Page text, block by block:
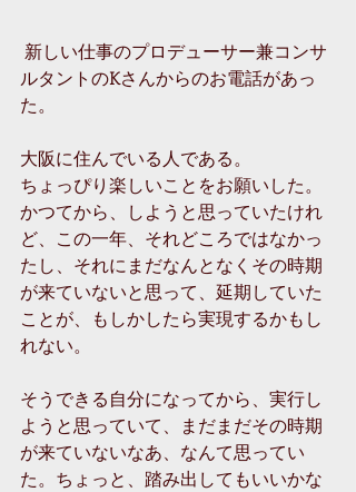
ルタントのKさんからのお電話があっ
た。
大阪に住んでいる人である。
ちょっぴり楽しいことをお願いした。
かつてから、しようと思っていたけれ
ど、この一年、それどころではなかっ
たし、それにまだなんとなくその時期
が来ていないと思って、延期していた
ことが、もしかしたら実現するかもし
れない。
そうできる自分になってから、実行し
ようと思っていて、まだまだその時期
が来ていないなあ、なんて思ってい
た。ちょっと、踏み出してもいいかな